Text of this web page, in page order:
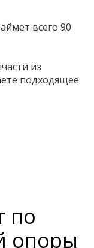
всего 90
из
подходящее
по
опоры